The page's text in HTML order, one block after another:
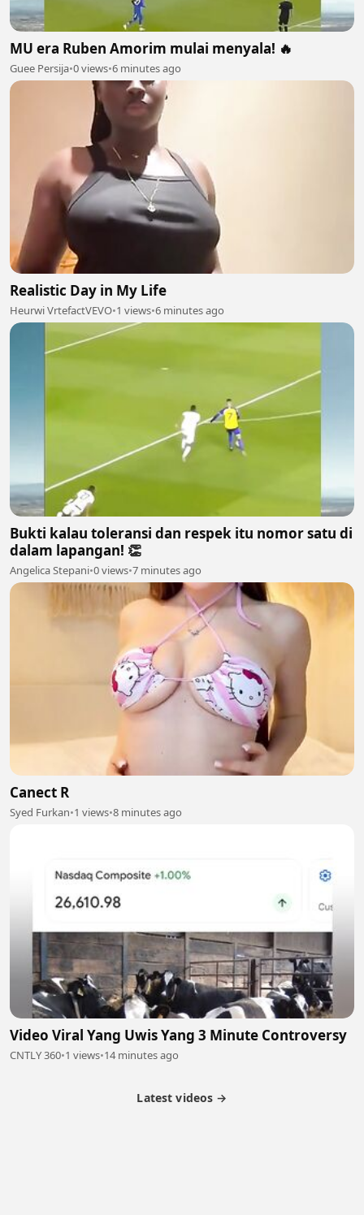
MU era Ruben Amorim mulai menyala! 🔥
Guee Persija•0 views•6 minutes ago
Realistic Day in My Life
Heurwi VrtefactVEVO•1 views•6 minutes ago
Bukti kalau toleransi dan respek itu nomor satu di
dalam lapangan! 👏
Angelica Stepani•0 views•7 minutes ago
Canect R
Syed Furkan•1 views•8 minutes ago
Video Viral Yang Uwis Yang 3 Minute Controversy
CNTLY 360•1 views•14 minutes ago
Latest videos →